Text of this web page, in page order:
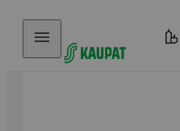
Hyppää sisältöön